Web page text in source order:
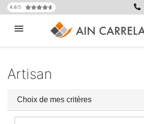
4.6/5
Artisan
Choix de mes critères